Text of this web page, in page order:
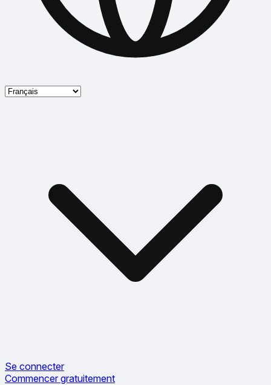
Se connecter
Commencer gratuitement